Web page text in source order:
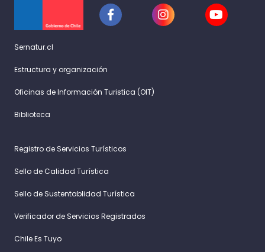
Sernatur.cl
Estructura y organización
Oficinas de Información Turistica (OIT)
Biblioteca
Registro de Servicios Turísticos
Sello de Calidad Turística
Sello de Sustentablidad Turística
Verificador de Servicios Registrados
Chile Es Tuyo